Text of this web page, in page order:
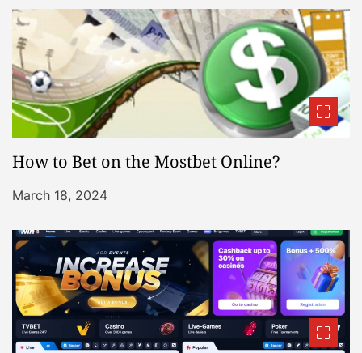
How to Bet on the Mostbet Online?
March 18, 2024